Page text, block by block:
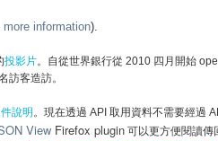
more information).
投影片。自從世界銀行從 2010 四月開始
訪客造訪。
說明 。現在透過 API 取用資料不需要經過
View Firefox plugin 可以更方便閱讀傳